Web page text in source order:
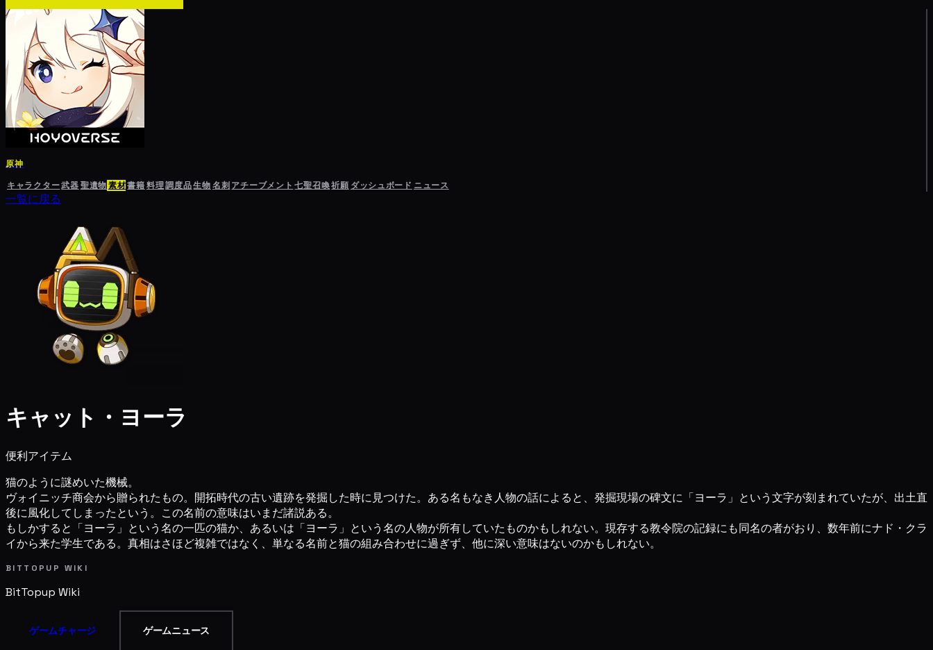
原神
キャラクター武器聖遺物素材書籍料理調度品生物名刺 アチーブメント 七聖召喚祈願 ダッシュボード ニュース
一覧に戻る
キャット・ヨーラ
便利アイテム
猫のように謎めいた機械。
ヴォイニッチ商会から贈られたもの。開拓時代の古い遺跡を発掘した時に見つけた。ある名もなき人物の話によると、発掘現場の碑文に「ヨーラ」という文字が刻まれていたが、出土直
後に風化してしまったという。この名前の意味はいまだ諸説ある。
もしかすると「ヨーラ」という名の一匹の猫か、あるいは「ヨーラ」という名の人物が所有していたものかもしれない。現存する教令院の記録にも同名の者がおり、数年前にナド・クラ
イから来た学生である。真相はさほど複雑ではなく、単なる名前と猫の組み合わせに過ぎず、他に深い意味はないのかもしれない。
BITTOPUP WIKI
BitTopup Wiki
ゲームチャージ ゲームニュース